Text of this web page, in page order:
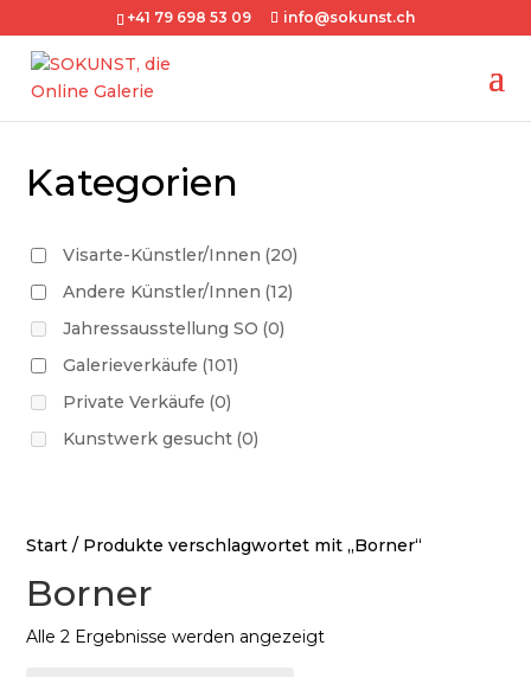
+41 79 698 53 09 info@sokunst.ch
Start / Produkte verschlagwortet mit „Borner“
Borner
Alle 2 Ergebnisse werden angezeigt
Kategorien
Visarte-Künstler/Innen (20)
Andere Künstler/Innen (12)
Jahressausstellung SO (0)
Galerieverkäufe (101)
Private Verkäufe (0)
Kunstwerk gesucht (0)